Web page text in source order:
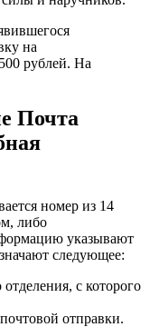
на
рублей. На
Почта
номер из 14
либо
указывают
следующее:
с которого
отправки.